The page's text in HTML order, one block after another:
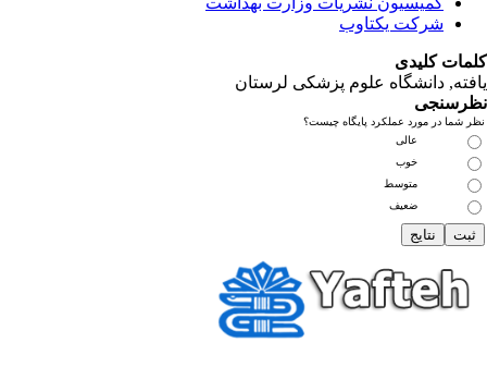
شرکت یکتاوب
کلیدی
, دانشگاه علوم پزشکی لرستان
شما در مورد عملکرد پایگاه چیست؟
عالی
خوب
متوسط
ضعیف